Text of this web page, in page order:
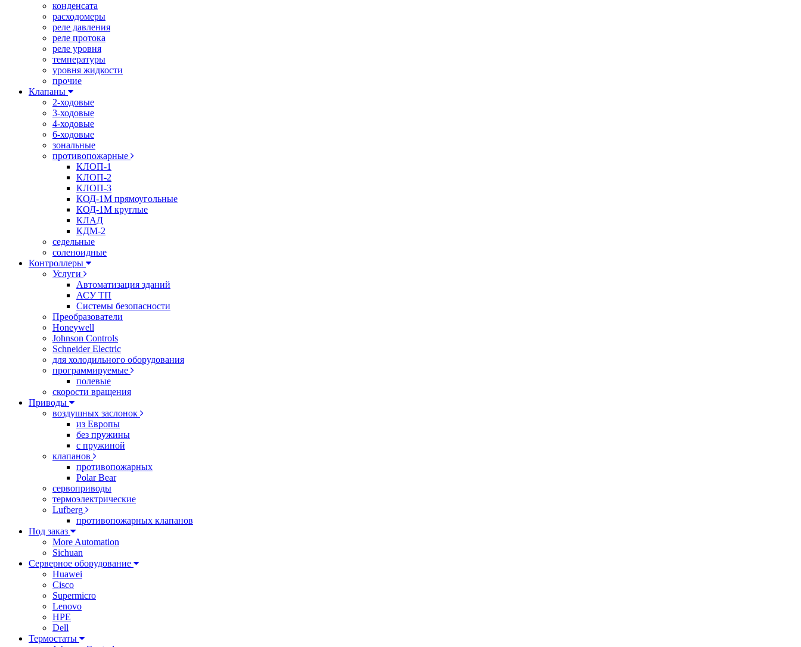
конденсата
расходомеры
реле давления
реле протока
реле уровня
температуры
уровня жидкости
прочие
Клапаны
2-ходовые
3-ходовые
4-ходовые
6-ходовые
зональные
противопожарные
КЛОП-1
КЛОП-2
КЛОП-3
КОД-1М прямоугольные
КОД-1М круглые
КЛАД
КДМ-2
седельные
соленоидные
Контроллеры
Услуги
Автоматизация зданий
АСУ ТП
Системы безопасности
Преобразователи
Honeywell
Johnson Controls
Schneider Electric
для холодильного оборудования
программируемые
полевые
скорости вращения
Приводы
воздушных заслонок
из Европы
без пружины
с пружиной
клапанов
противопожарных
Polar Bear
сервоприводы
термоэлектрические
Lufberg
противопожарных клапанов
Под заказ
More Automation
Sichuan
Серверное оборудование
Huawei
Cisco
Supermicro
Lenovo
HPE
Dell
Термостаты